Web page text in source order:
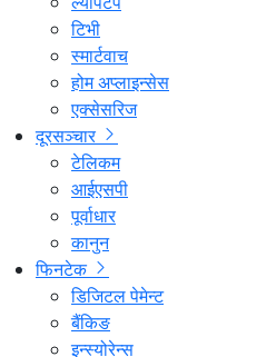
टिभी
स्मार्टवाच
होम अप्लाइन्सेस
एक्सेसरिज
दूरसञ्चार
टेलिकम
आईएसपी
पूर्वाधार
कानुन
फिनटेक
डिजिटल पेमेन्ट
बैंकिङ
इन्स्योरेन्स